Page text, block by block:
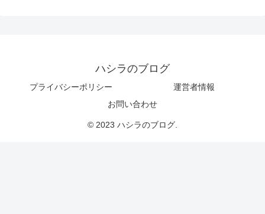
ハシラのブログ
プライバシーポリシー
運営者情報
お問い合わせ
© 2023 ハシラのブログ.